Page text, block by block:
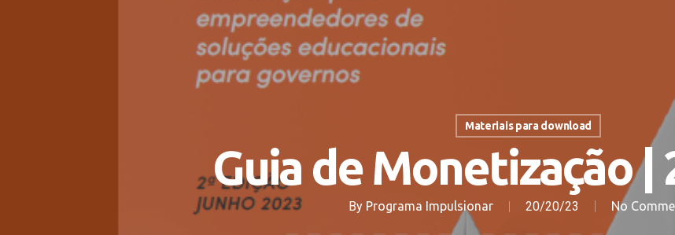
Materiais para download
Guia de Monetização |
By Programa Impulsionar 20/20/23 No